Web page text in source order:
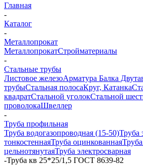
Главная
-
Каталог
-
Металлопрокат
МеталлопрокатСтройматериалы
-
Стальные трубы
Листовое железоАрматура Балка
трубыСтальная полосаКруг, Катанка
квадратСтальной уголокСтальной
проволокаШвеллер
-
Труба профильная
Труба водогазопроводная (15-50)Труба
тонкостеннаяТруба оцинкованная
цельнотянутаяТруба электросварная
-Труба кв 25*25/1,5 ГОСТ 8639-82